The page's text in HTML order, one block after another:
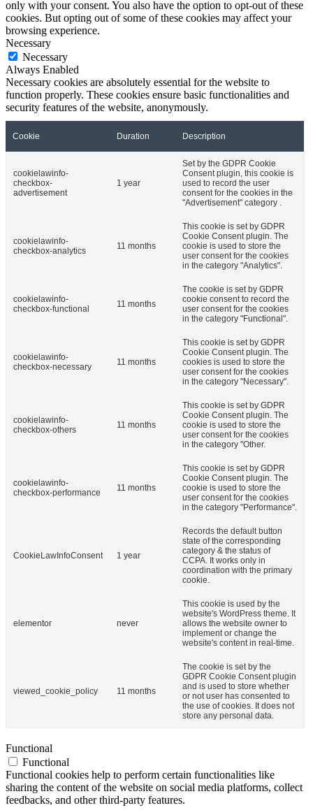
only with your consent. You also have the option to opt-out of these
cookies. But opting out of some of these cookies may affect your
browsing experience.
Necessary
Necessary
Always Enabled
Necessary cookies are absolutely essential for the website to
function properly. These cookies ensure basic functionalities and
security features of the website, anonymously.
Cookie Duration Description
cookielawinfo-
checkbox-
advertisement
1 year
Set by the GDPR Cookie
Consent plugin, this cookie is
used to record the user
consent for the cookies in the
"Advertisement" category .
cookielawinfo-
checkbox-analytics
11 months
This cookie is set by GDPR
Cookie Consent plugin. The
cookie is used to store the
user consent for the cookies
in the category "Analytics".
cookielawinfo-
checkbox-functional
11 months
The cookie is set by GDPR
cookie consent to record the
user consent for the cookies
in the category "Functional".
cookielawinfo-
checkbox-necessary
11 months
This cookie is set by GDPR
Cookie Consent plugin. The
cookies is used to store the
user consent for the cookies
in the category "Necessary".
cookielawinfo-
checkbox-others
11 months
This cookie is set by GDPR
Cookie Consent plugin. The
cookie is used to store the
user consent for the cookies
in the category "Other.
cookielawinfo-
checkbox-performance
11 months
This cookie is set by GDPR
Cookie Consent plugin. The
cookie is used to store the
user consent for the cookies
in the category "Performance".
CookieLawInfoConsent 1 year
Records the default button
state of the corresponding
category & the status of
CCPA. It works only in
coordination with the primary
cookie.
elementor never
This cookie is used by the
website's WordPress theme. It
allows the website owner to
implement or change the
website's content in real-time.
viewed_cookie_policy 11 months
The cookie is set by the
GDPR Cookie Consent plugin
and is used to store whether
or not user has consented to
the use of cookies. It does not
store any personal data.
Functional
Functional
Functional cookies help to perform certain functionalities like
sharing the content of the website on social media platforms, collect
feedbacks, and other third-party features.